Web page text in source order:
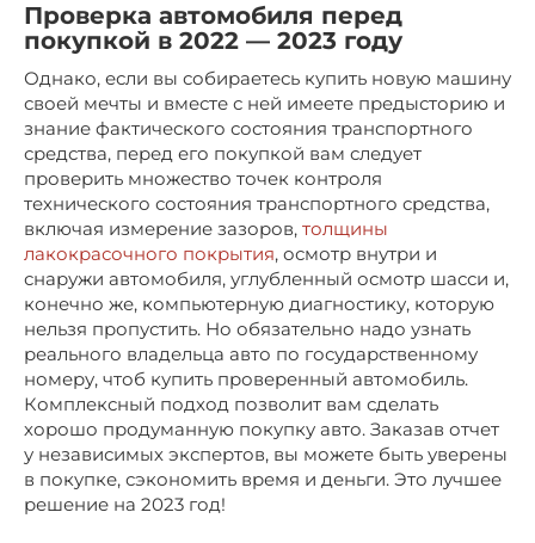
Проверка автомобиля перед
покупкой в 2022 — 2023 году
Однако, если вы собираетесь купить новую машину
своей мечты и вместе с ней имеете предысторию и
знание фактического состояния транспортного
средства, перед его покупкой вам следует
проверить множество точек контроля
технического состояния транспортного средства,
включая измерение зазоров, толщины
лакокрасочного покрытия, осмотр внутри и
снаружи автомобиля, углубленный осмотр шасси и,
конечно же, компьютерную диагностику, которую
нельзя пропустить. Но обязательно надо узнать
реального владельца авто по государственному
номеру, чтоб купить проверенный автомобиль.
Комплексный подход позволит вам сделать
хорошо продуманную покупку авто. Заказав отчет
у независимых экспертов, вы можете быть уверены
в покупке, сэкономить время и деньги. Это лучшее
решение на 2023 год!